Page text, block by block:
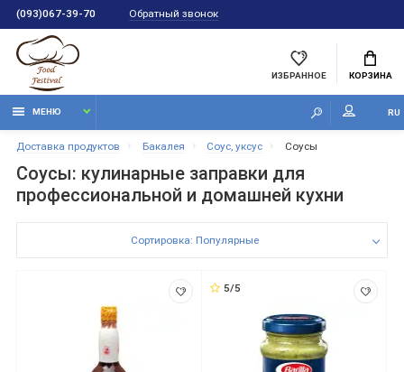
(093)067-39-70 Обратный звонок
ИЗБРАННОЕ КОРЗИНА
МЕНЮ RU
Доставка продуктов Бакалея Соус, уксус Соусы
Соусы: кулинарные заправки для
профессиональной и домашней кухни
Сортировка: Популярные
5/5